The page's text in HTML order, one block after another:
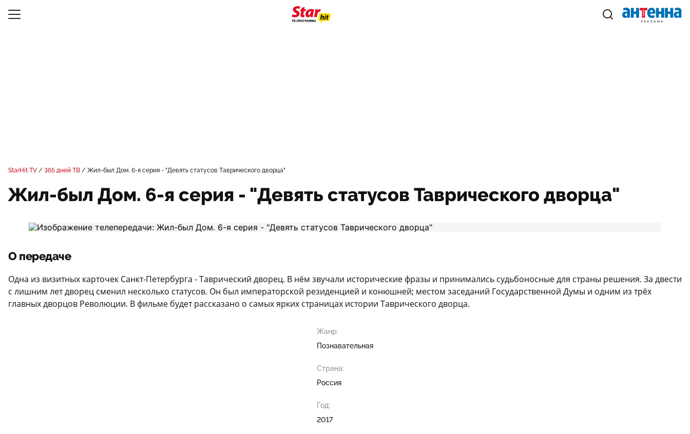
StarHit TV 365 дней ТВ Жил-был Дом. 6-я серия - "Девять статусов Таврического дворца"
Жил-был Дом. 6-я серия - "Девять статусов Таврического дворца"
О передаче
Одна из визитных карточек Санкт-Петербурга - Таврический дворец. В нём звучали исторические фразы и принимались судьбоносные для страны решения. За двести
с лишним лет дворец сменил несколько статусов. Он был императорской резиденцией и конюшней; местом заседаний Государственной Думы и одним из трёх
главных дворцов Революции. В фильме будет рассказано о самых ярких страницах истории Таврического дворца.
Жанр:
Познавательная
Страна:
Россия
Год:
2017